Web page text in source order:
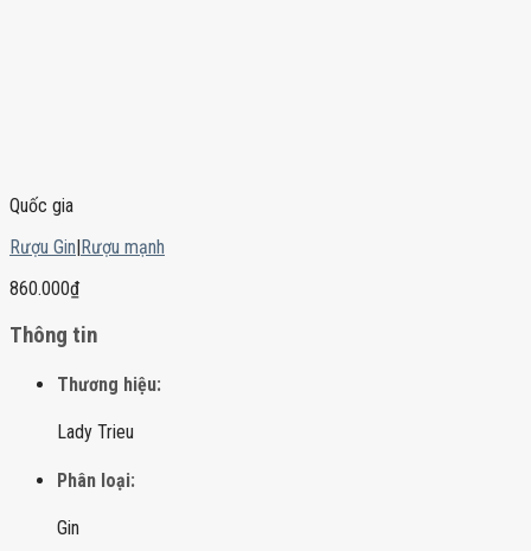
Quốc gia
Rượu Gin|Rượu mạnh
860.000₫
Thông tin
Thương hiệu:
Lady Trieu
Phân loại:
Gin